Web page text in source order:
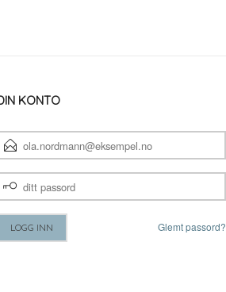
KONTO
POSTADRESSE
PASSORD
Glemt passord?